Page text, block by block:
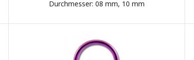
Durchmesser: 08 mm, 10 mm